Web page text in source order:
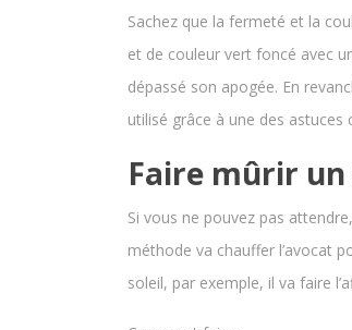
Sachez que la fermeté et la
et de couleur vert foncé avec
dépassé son apogée. En
utilisé grâce à une des astuces
Faire mûrir
Si vous ne pouvez pas
méthode va chauffer l’avocat
soleil, par exemple, il va faire